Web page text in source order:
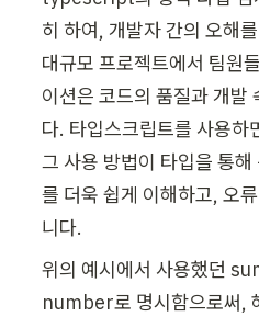
히 하여, 개발자 간의 오해
대규모 프로젝트에서 팀원
이션은 코드의 품질과 개발
다. 타입스크립트를 사용하
그 사용 방법이 타입을 통
를 더욱 쉽게 이해하고, 오
니다.
위의 예시에서 사용했던
number로 명시함으로써,